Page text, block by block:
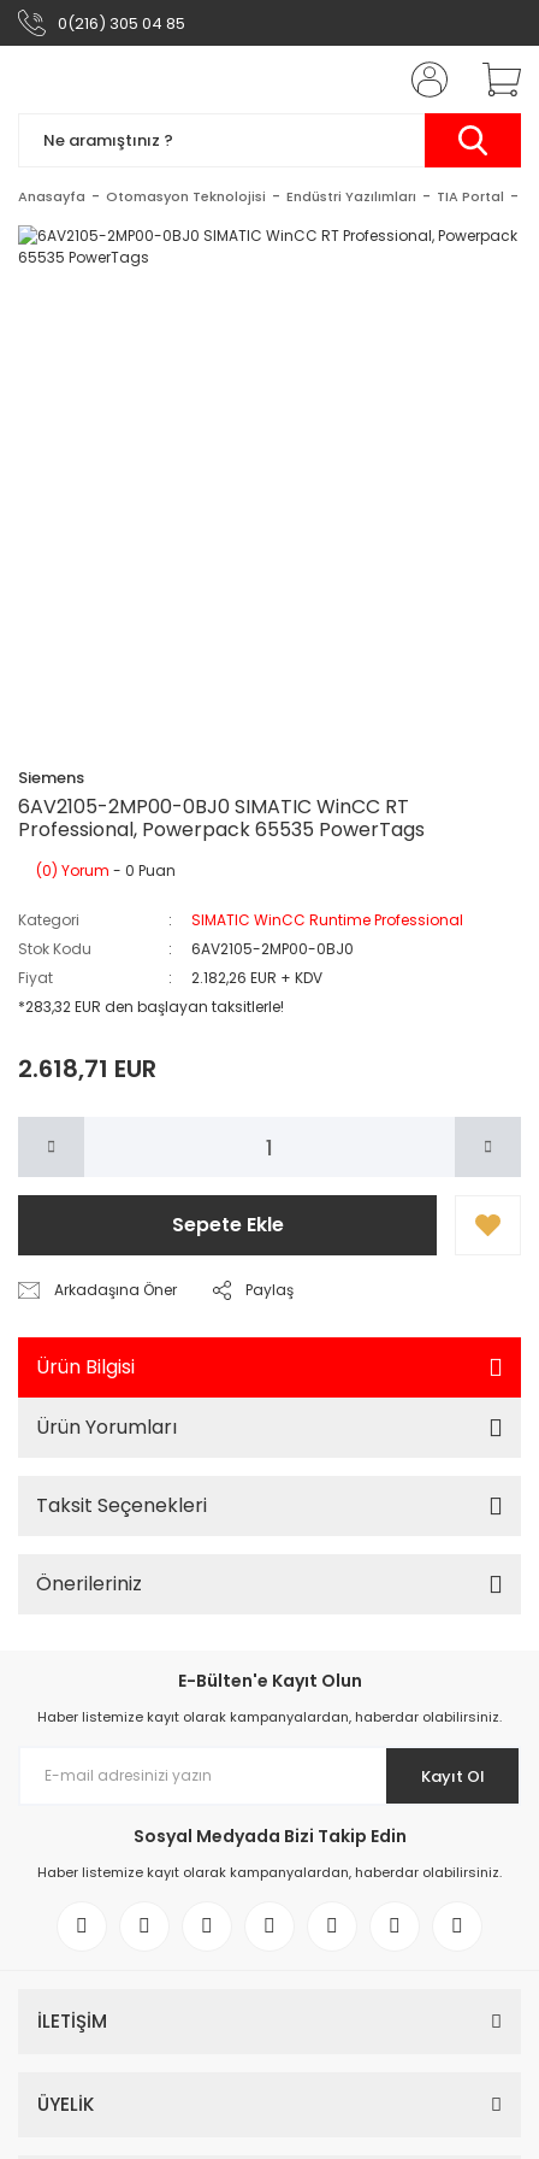
0(216) 305 04 85
Anasayfa Otomasyon Teknolojisi Endüstri Yazılımları TIA Portal
Siemens
6AV2105-2MP00-0BJ0 SIMATIC WinCC RT
Professional, Powerpack 65535 PowerTags
(0) Yorum - 0 Puan
Kategori
SIMATIC WinCC Runtime Professional
Stok Kodu
6AV2105-2MP00-0BJ0
Fiyat
2.182,26 EUR + KDV
*283,32 EUR den başlayan taksitlerle!
2.618,71 EUR
Sepete Ekle
Arkadaşına Öner Paylaş
Ürün Bilgisi
Ürün Yorumları
Taksit Seçenekleri
Önerileriniz
E-Bülten'e Kayıt Olun
Haber listemize kayıt olarak kampanyalardan, haberdar olabilirsiniz.
Kayıt Ol
Sosyal Medyada Bizi Takip Edin
Haber listemize kayıt olarak kampanyalardan, haberdar olabilirsiniz.
İLETİŞİM
ÜYELİK